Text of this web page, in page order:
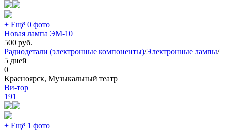
+ Ещё 0 фото
Новая лампа ЭМ-10
500 руб.
Радиодетали (электронные компоненты)/Электронные лампы/
5 дней
0
Красноярск, Музыкальный театр
Ви-тор
191
+ Ещё 1 фото